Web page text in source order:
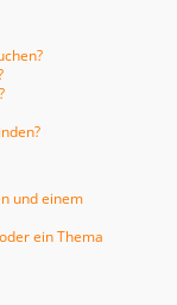
und einem
ein Thema